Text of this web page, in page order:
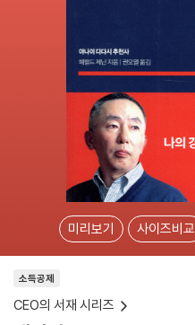
미리보기 사이즈비교
소득공제
CEO의 서재 시리즈